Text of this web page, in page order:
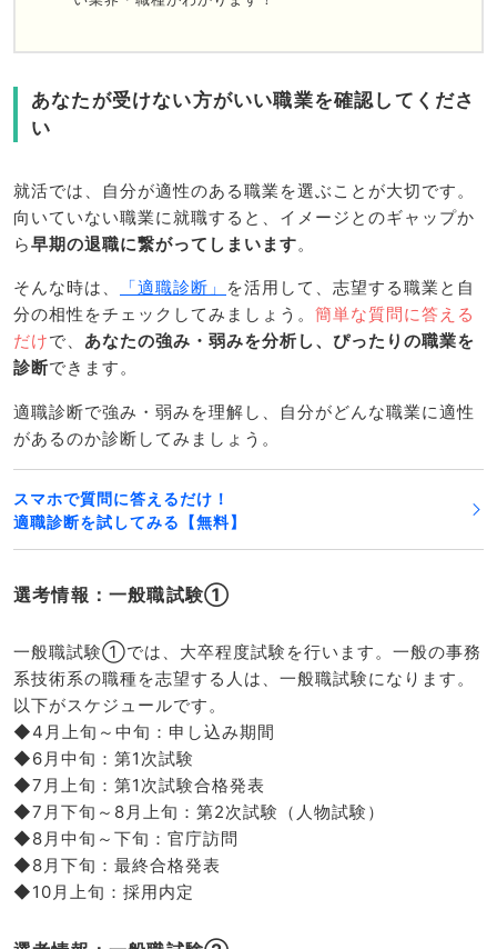
あなたが受けない方がいい職業を確認してくださ
い
就活では、自分が適性のある職業を選ぶことが大切です。
向いていない職業に就職すると、イメージとのギャップか
ら早期の退職に繋がってしまいます。
そんな時は、 「適職診断」
を活用して、志望する職業と自
分の相性をチェックしてみましょう。 簡単な質問に答える
だけで、 あなたの強み・弱みを分析し、ぴったりの職業を
診断できます。
適職診断で強み・弱みを理解し、自分がどんな職業に適性
があるのか診断してみましょう。
スマホで質問に答えるだけ！
適職診断を試してみる【無料】
選考情報：一般職試験①
一般職試験①では、大卒程度試験を行います。一般の事務
系技術系の職種を志望する人は、一般職試験になります。
以下がスケジュールです。
◆4月上旬～中旬：申し込み期間
◆6月中旬：第1次試験
◆7月上旬：第1次試験合格発表
◆7月下旬～8月上旬：第2次試験（人物試験）
◆8月中旬～下旬：官庁訪問
◆8月下旬：最終合格発表
◆10月上旬：採用内定